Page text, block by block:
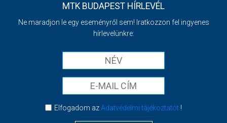
MTK BUDAPEST HÍRLEVÉL
Ne maradjon le egy eseményről sem! Iratkozzon fel ingyenes
hírlevelünkre:
Elfogadom azAdatvédelmi tájékoztatót!